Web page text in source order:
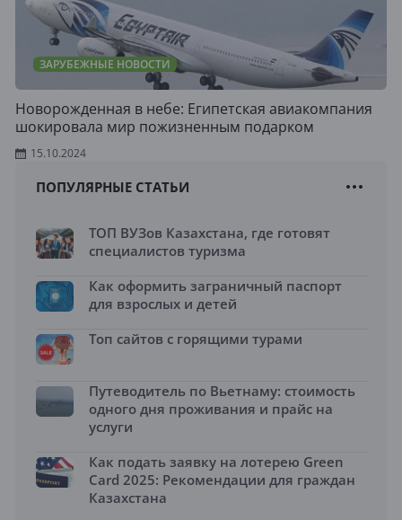
ЗАРУБЕЖНЫЕ НОВОСТИ
Новорожденная в небе: Египетская авиакомпания
шокировала мир пожизненным подарком
15.10.2024
ПОПУЛЯРНЫЕ СТАТЬИ
ТОП ВУЗов Казахстана, где готовят
специалистов туризма
Как оформить заграничный паспорт
для взрослых и детей
Топ сайтов с горящими турами
Путеводитель по Вьетнаму: стоимость
одного дня проживания и прайс на
услуги
Как подать заявку на лотерею Green
Card 2025: Рекомендации для граждан
Казахстана